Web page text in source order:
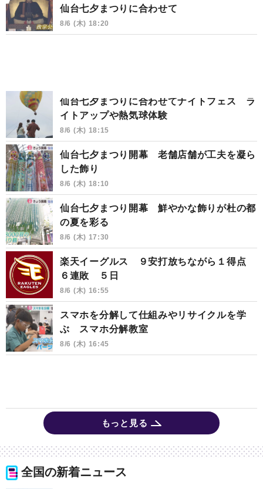
仙台七夕まつりに合わせて
8/6 (木) 18:20
仙台七夕まつりに合わせてナイトフェス ラ
イトアップや熱気球体験
8/6 (木) 18:15
仙台七夕まつり開幕 老舗店舗が工夫を凝ら
した飾り
8/6 (木) 18:10
仙台七夕まつり開幕 鮮やかな飾りが杜の都
の夏を彩る
8/6 (木) 17:30
楽天イーグルス ９安打放ちながら１得点
６連敗 ５日
8/6 (木) 16:55
スマホを分解して仕組みやリサイクルを学
ぶ スマホ分解教室
8/6 (木) 16:45
もっと見る
全国の新着ニュース